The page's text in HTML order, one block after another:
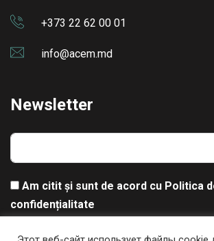
+373 22 62 00 01
info@acem.md
Newsletter
Am citit și sunt de acord cu Politica
confidențialitate